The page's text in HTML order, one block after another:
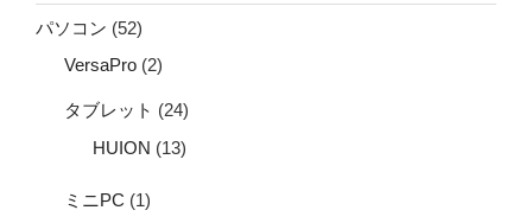
パソコン (52)
VersaPro (2)
タブレット (24)
HUION (13)
ミニPC (1)